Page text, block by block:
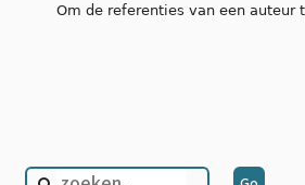
Om de referenties van een auteur